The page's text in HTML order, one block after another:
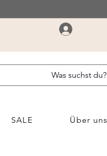
Was suchst du?
SALE Über uns